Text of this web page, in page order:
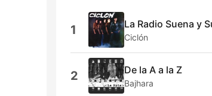
1 La Radio Suena y
Ciclón
2 De la A a la Z
Bajhara